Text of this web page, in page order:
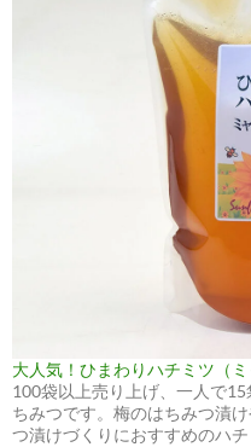
大人気！ひまわりハチミツ（
100袋以上売り上げ、一人で
ちみつです。梅のはちみつ漬
つ漬けづくりにおすすめのハチ